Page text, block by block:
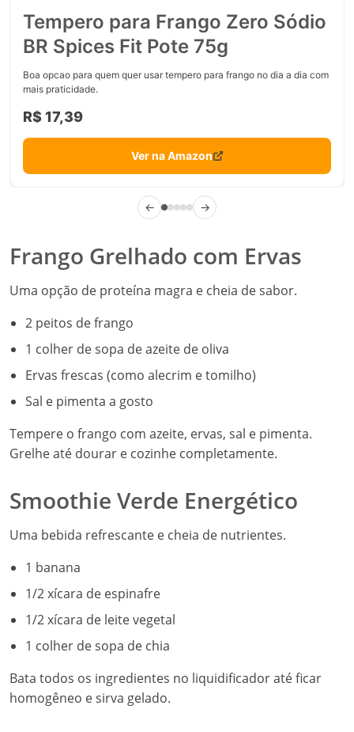
Tempero para Frango Zero Sódio
BR Spices Fit Pote 75g
Boa opcao para quem quer usar tempero para frango no dia a dia com
mais praticidade.
R$ 17,39
Ver na Amazon
← →
Frango Grelhado com Ervas
Uma opção de proteína magra e cheia de sabor.
2 peitos de frango
1 colher de sopa de azeite de oliva
Ervas frescas (como alecrim e tomilho)
Sal e pimenta a gosto
Tempere o frango com azeite, ervas, sal e pimenta.
Grelhe até dourar e cozinhe completamente.
Smoothie Verde Energético
Uma bebida refrescante e cheia de nutrientes.
1 banana
1/2 xícara de espinafre
1/2 xícara de leite vegetal
1 colher de sopa de chia
Bata todos os ingredientes no liquidificador até ficar
homogêneo e sirva gelado.